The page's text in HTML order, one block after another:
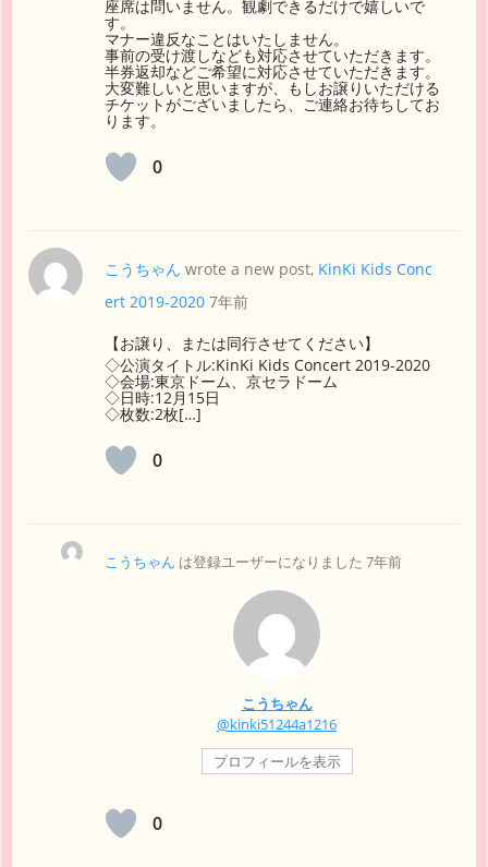
座席は問いません。観劇できるだけで嬉しいで
す。
マナー違反なことはいたしません。
事前の受け渡しなども対応させていただきます。
半券返却などご希望に対応させていただきます。
大変難しいと思いますが、もしお譲りいただける
チケットがございましたら、ご連絡お待ちしてお
ります。
0
こうちゃん wrote a new post, KinKi Kids Conc
ert 2019-2020 7年前
【お譲り、または同行させてください】
◇公演タイトル:KinKi Kids Concert 2019-2020
◇会場:東京ドーム、京セラドーム
◇日時:12月15日
◇枚数:2枚[…]
0
こうちゃん は登録ユーザーになりました 7年前
こうちゃん
@kinki51244a1216
プロフィールを表示
0